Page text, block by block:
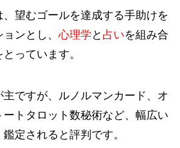
、望むゴールを達成する手助けを
ョンとし、心理学 と 占いを組み合
っています。
ですが、ルノルマンカード、オ
ートタロット数秘術など、幅広い
定されると評判です。